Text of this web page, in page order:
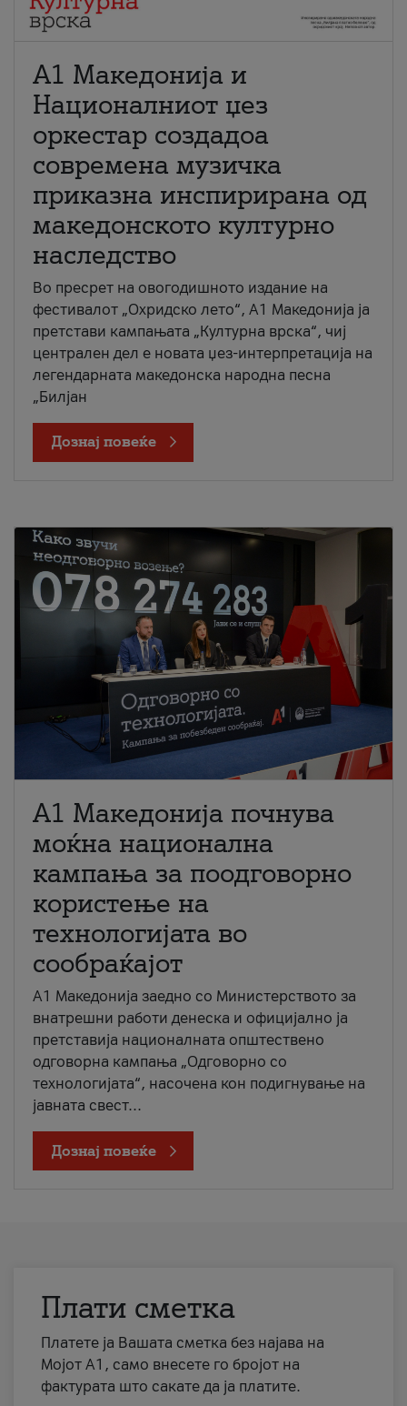
А1 Македонија и
Националниот џез
оркестар создадоа
современа музичка
приказна инспирирана од
македонското културно
наследство
Во пресрет на овогодишното издание на
фестивалот „Охридско лето“, А1 Македонија ја
претстави кампањата „Културна врска“, чиј
централен дел е новата џез-интерпретација на
легендарната македонска народна песна
„Билјан
Дознај повеќе
A1 Македонија почнува
моќна национална
кампања за поодговорно
користење на
технологијата во
сообраќајот
A1 Македонија заедно со Министерството за
внатрешни работи денеска и официјално ја
претставија националната општествено
одговорна кампања „Одговорно со
технологијата“, насочена кон подигнување на
јавната свест...
Дознај повеќе
Плати сметка
Платете ја Вашата сметка без најава на
Мојот А1, само внесете го бројот на
фактурата што сакате да ја платите.